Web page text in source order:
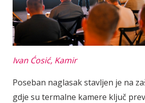
Ivan Ćosić, Kamir
Poseban naglasak stavljen je na
gdje su termalne kamere ključ